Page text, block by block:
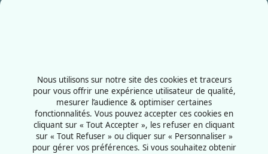
Rue de la Grange aux bois
57070 - Metz
France
Nous utilisons sur notre site des cookies et traceurs
pour vous offrir une expérience utilisateur de qualité,
mesurer l’audience & optimiser certaines
fonctionnalités. Vous pouvez accepter ces cookies en
cliquant sur « Tout Accepter », les refuser en cliquant
sur « Tout Refuser » ou cliquer sur « Personnaliser »
pour gérer vos préférences. Si vous souhaitez obtenir